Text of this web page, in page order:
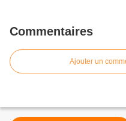
Commentaires
Ajouter un